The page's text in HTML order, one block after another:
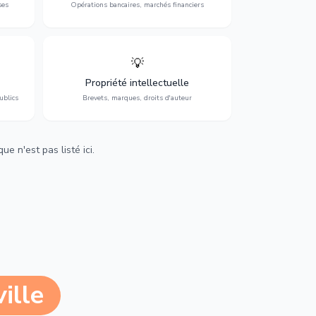
Opérations bancaires, marchés financiers
💡
Propriété intellectuelle
Brevets, marques, droits d'auteur
Protection de vos créations : brevets,
marques, droits d'auteur et lutte contre la
contrefaçon.
n'est pas listé ici.